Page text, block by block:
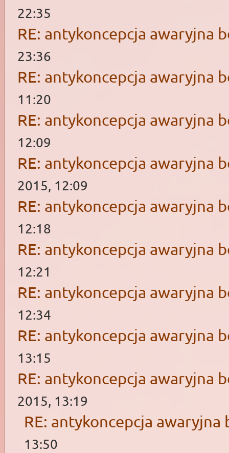
22:35
RE: antykoncepcja awaryjna
23:36
RE: antykoncepcja awaryjna
11:20
RE: antykoncepcja awaryjna
12:09
RE: antykoncepcja awaryjna
2015, 12:09
RE: antykoncepcja awaryjna
12:18
RE: antykoncepcja awaryjna
12:21
RE: antykoncepcja awaryjna
12:34
RE: antykoncepcja awaryjna
13:15
RE: antykoncepcja awaryjna
2015, 13:19
RE: antykoncepcja awaryjna
13:50